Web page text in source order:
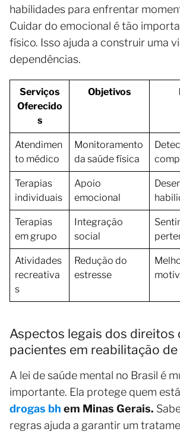
habilidades para enfrentar
Cuidar do emocional é tão
físico. Isso ajuda a construir uma
dependências.
Serviços
Oferecido
s
Objetivos
Atendimen
to médico
Monitoramento
da saúde física
Terapias
individuais
Apoio
emocional
Terapias
em grupo
Integração
social
Atividades
recreativa
s
Redução do
estresse
Aspectos legais dos direitos
pacientes em reabilitação
A lei de saúde mental no Brasil é
importante. Ela protege quem
drogas bh em Minas Gerais.
regras ajuda a garantir um